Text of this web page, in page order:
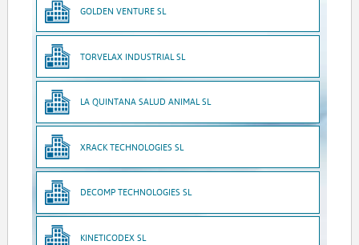
GOLDEN VENTURE SL
TORVELAX INDUSTRIAL SL
LA QUINTANA SALUD ANIMAL SL
XRACK TECHNOLOGIES SL
DECOMP TECHNOLOGIES SL
KINETICODEX SL